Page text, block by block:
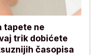
tapete ne
trik dobićete
časopisa